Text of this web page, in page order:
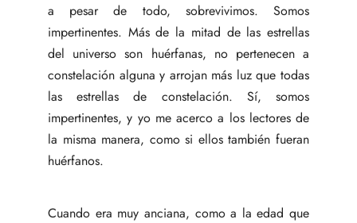
a pesar de todo, sobrevivimos. Somos
impertinentes. Más de la mitad de las estrellas
del universo son huérfanas, no pertenecen a
constelación alguna y arrojan más luz que todas
las estrellas de constelación. Sí, somos
impertinentes, y yo me acerco a los lectores de
la misma manera, como si ellos también fueran
huérfanos.
Cuando era muy anciana, como a la edad que